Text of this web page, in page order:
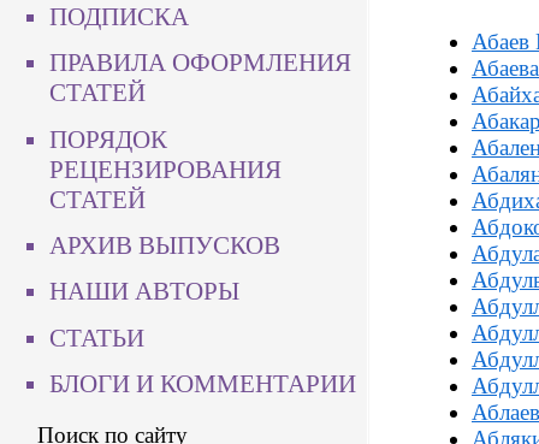
ПОДПИСКА
ПРАВИЛА ОФОРМЛЕНИЯ
СТАТЕЙ
ПОРЯДОК
РЕЦЕНЗИРОВАНИЯ
СТАТЕЙ
АРХИВ ВЫПУСКОВ
НАШИ АВТОРЫ
СТАТЬИ
БЛОГИ И КОММЕНТАРИИ
Поиск по сайту
Абаев